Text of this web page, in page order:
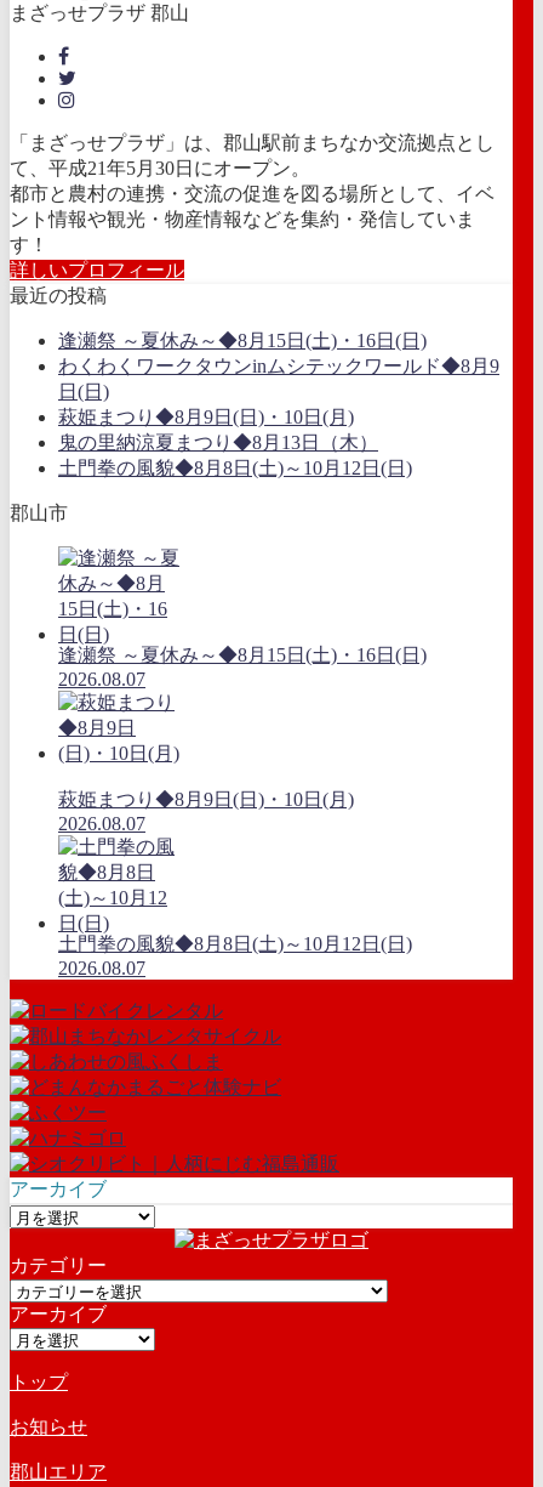
まざっせプラザ 郡山
「まざっせプラザ」は、郡山駅前まちなか交流拠点とし
て、平成21年5月30日にオープン。
都市と農村の連携・交流の促進を図る場所として、イベ
ント情報や観光・物産情報などを集約・発信していま
す！
詳しいプロフィール
最近の投稿
逢瀬祭 ～夏休み～◆8月15日(土)・16日(日)
わくわくワークタウンinムシテックワールド◆8月9
日(日)
萩姫まつり◆8月9日(日)・10日(月)
鬼の里納涼夏まつり◆8月13日（木）
土門拳の風貌◆8月8日(土)～10月12日(日)
郡山市
逢瀬祭 ～夏休み～◆8月15日(土)・16日(日)
2026.08.07
萩姫まつり◆8月9日(日)・10日(月)
2026.08.07
土門拳の風貌◆8月8日(土)～10月12日(日)
2026.08.07
アーカイブ
ア
カ
イ
ブ
カテゴリー
カ
テ
ゴ
ー
アーカイブ
ア
カ
イ
ブ
トップ
お知らせ
郡山エリア